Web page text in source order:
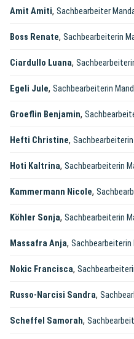
Amit Amiti, Sachbearbeiter
Boss Renate, Sachbearbeiterin
Ciardullo Luana,
Egeli Jule, Sachbearbeiterin
Groeflin Benjamin,
Hefti Christine,
Hoti Kaltrina, Sachbearbeiterin
Kammermann Nicole,
Köhler Sonja, Sachbearbeiterin
Massafra Anja,
Nokic Francisca,
Russo-Narcisi Sandra,
Scheffel Samorah,